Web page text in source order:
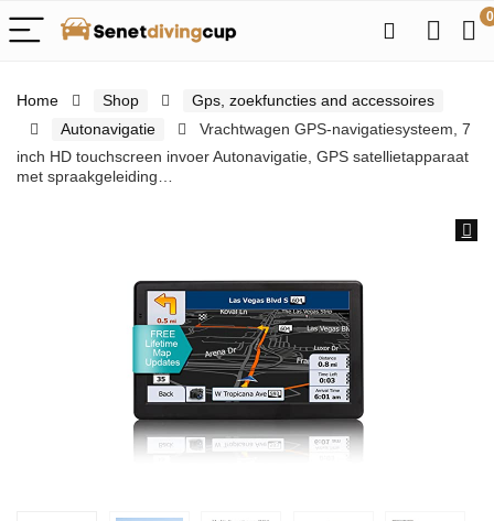
0
Home Shop
Gps, zoekfuncties and accessoires
Autonavigatie
Vrachtwagen GPS-navigatiesysteem, 7
inch HD touchscreen invoer Autonavigatie, GPS satellietapparaat
met spraakgeleiding…